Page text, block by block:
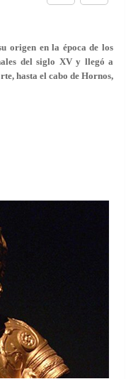
origen en la época de los
del siglo XV y llegó a
hasta el cabo de Hornos,